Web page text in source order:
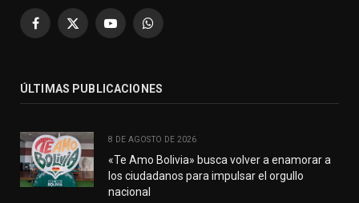
Facebook
X
YouTubeWhatsApp
ÚLTIMAS PUBLICACIONES
8 DE AGOSTO DE 2026
«Te Amo Bolivia» busca volver a enamorar a
los ciudadanos para impulsar el orgullo
nacional